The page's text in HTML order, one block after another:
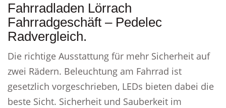
Fahrradladen Lörrach
Fahrradgeschäft – Pedelec
Radvergleich.
Die richtige Ausstattung für mehr Sicherheit auf
zwei Rädern. Beleuchtung am Fahrrad ist
gesetzlich vorgeschrieben, LEDs bieten dabei die
beste Sicht. Sicherheit und Sauberkeit im